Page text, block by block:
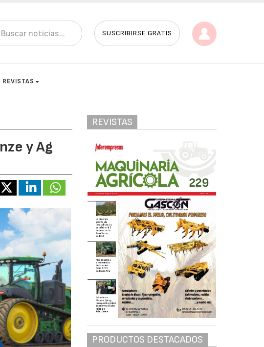
SUSCRIBIRSE GRATIS
REVISTAS
y Ag
REVISTAS
PRODUCTOS DESTACADOS